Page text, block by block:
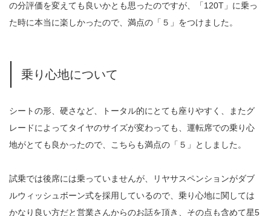
の分評価を変えても良いかとも思ったのですが、「120T」に乗っ
た時に本当に楽しかったので、満点の「５」をつけました。
乗り心地について
シートの形、硬さなど、トータル的にとても座りやすく、またグ
レードによってタイヤのサイズが変わっても、運転席での乗り心
地がとても良かったので、こちらも満点の「５」としました。
試乗では後席には乗っていませんが、リヤサスペンションがダブ
ルウィッシュボーン式を採用しているので、乗り心地に関しては
かなり良い方だと営業さんからのお話を頂き、その点も含めて星5